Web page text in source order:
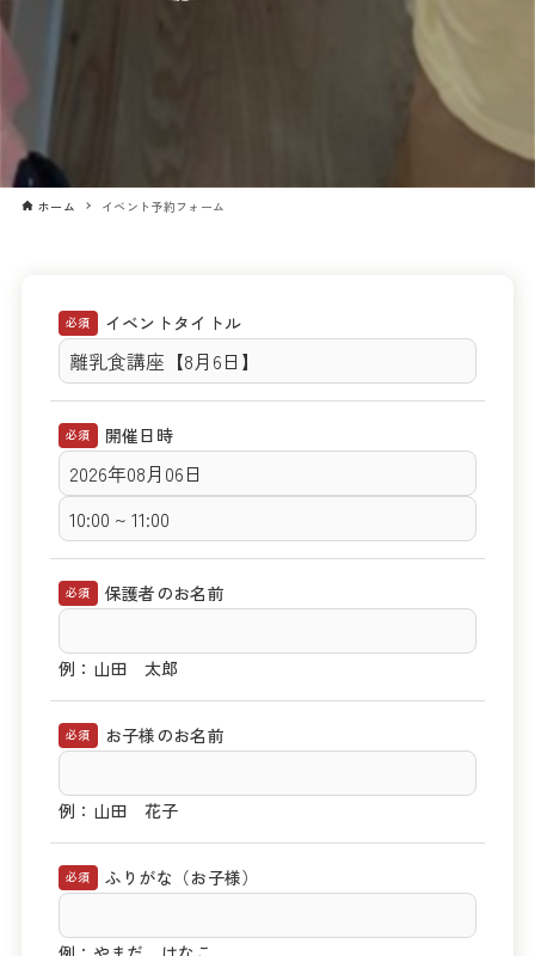
ホーム イベント予約フォーム
必須 イベントタイトル
必須 開催日時
必須 保護者のお名前
例：山田 太郎
必須 お子様のお名前
例：山田 花子
必須 ふりがな（お子様）